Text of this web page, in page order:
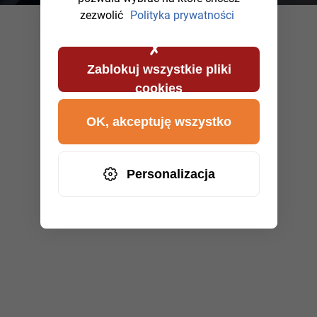
zezwolić Polityka prywatności
Zablokuj wszystkie pliki
cookies
Personalizacja
OK, akceptuję wszystko